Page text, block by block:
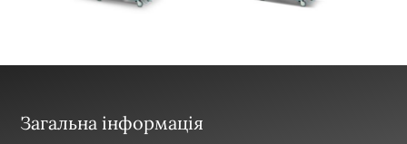
Загальна інформація